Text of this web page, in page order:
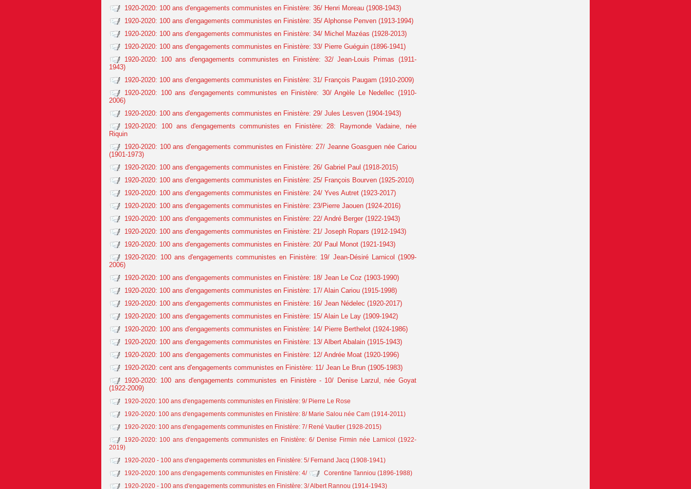
1920-2020: 100 ans d'engagements communistes en Finistère: 36/ Henri Moreau (1908-1943)
1920-2020: 100 ans d'engagements communistes en Finistère: 35/ Alphonse Penven (1913-1994)
1920-2020: 100 ans d'engagements communistes en Finistère: 34/ Michel Mazéas (1928-2013)
1920-2020: 100 ans d'engagements communistes en Finistère: 33/ Pierre Guéguin (1896-1941)
1920-2020: 100 ans d'engagements communistes en Finistère: 32/ Jean-Louis Primas (1911-
1943)
1920-2020: 100 ans d'engagements communistes en Finistère: 31/ François Paugam (1910-2009)
1920-2020: 100 ans d'engagements communistes en Finistère: 30/ Angèle Le Nedellec (1910-
2006)
1920-2020: 100 ans d'engagements communistes en Finistère: 29/ Jules Lesven (1904-1943)
1920-2020: 100 ans d'engagements communistes en Finistère: 28: Raymonde Vadaine, née
Riquin
1920-2020: 100 ans d'engagements communistes en Finistère: 27/ Jeanne Goasguen née Cariou
(1901-1973)
1920-2020: 100 ans d'engagements communistes en Finistère: 26/ Gabriel Paul (1918-2015)
1920-2020: 100 ans d'engagements communistes en Finistère: 25/ François Bourven (1925-2010)
1920-2020: 100 ans d'engagements communistes en Finistère: 24/ Yves Autret (1923-2017)
1920-2020: 100 ans d'engagements communistes en Finistère: 23/Pierre Jaouen (1924-2016)
1920-2020: 100 ans d'engagements communistes en Finistère: 22/ André Berger (1922-1943)
1920-2020: 100 ans d'engagements communistes en Finistère: 21/ Joseph Ropars (1912-1943)
1920-2020: 100 ans d'engagements communistes en Finistère: 20/ Paul Monot (1921-1943)
1920-2020: 100 ans d'engagements communistes en Finistère: 19/ Jean-Désiré Larnicol (1909-
2006)
1920-2020: 100 ans d'engagements communistes en Finistère: 18/ Jean Le Coz (1903-1990)
1920-2020: 100 ans d'engagements communistes en Finistère: 17/ Alain Cariou (1915-1998)
1920-2020: 100 ans d'engagements communistes en Finistère: 16/ Jean Nédelec (1920-2017)
1920-2020: 100 ans d'engagements communistes en Finistère: 15/ Alain Le Lay (1909-1942)
1920-2020: 100 ans d'engagements communistes en Finistère: 14/ Pierre Berthelot (1924-1986)
1920-2020: 100 ans d'engagements communistes en Finistère: 13/ Albert Abalain (1915-1943)
1920-2020: 100 ans d'engagements communistes en Finistère: 12/ Andrée Moat (1920-1996)
1920-2020: cent ans d'engagements communistes en Finistère: 11/ Jean Le Brun (1905-1983)
1920-2020: 100 ans d'engagements communistes en Finistère - 10/ Denise Larzul, née Goyat
(1922-2009)
1920-2020: 100 ans d'engagements communistes en Finistère: 9/ Pierre Le Rose
1920-2020: 100 ans d'engagements communistes en Finistère: 8/ Marie Salou née Cam (1914-2011)
1920-2020: 100 ans d'engagements communistes en Finistère: 7/ René Vautier (1928-2015)
1920-2020: 100 ans d'engagements communistes en Finistère: 6/ Denise Firmin née Larnicol (1922-
2019)
1920-2020 - 100 ans d'engagements communistes en Finistère: 5/ Fernand Jacq (1908-1941)
1920-2020: 100 ans d'engagements communistes en Finistère: 4/
Corentine Tanniou (1896-1988)
1920-2020 - 100 ans d'engagements communistes en Finistère: 3/ Albert Rannou (1914-1943)